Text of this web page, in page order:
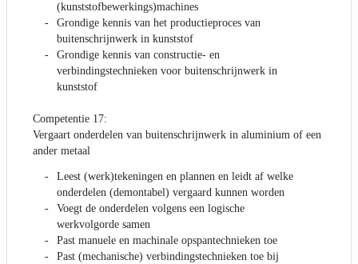
(kunststofbewerkings)machines
Grondige kennis van het productieproces van
buitenschrijnwerk in kunststof
Grondige kennis van constructie- en
verbindingstechnieken voor buitenschrijnwerk in
kunststof
Competentie 17:
Vergaart onderdelen van buitenschrijnwerk in aluminium of een
ander metaal
Leest (werk)tekeningen en plannen en leidt af welke
onderdelen (demontabel) vergaard kunnen worden
Voegt de onderdelen volgens een logische
werkvolgorde samen
Past manuele en machinale opspantechnieken toe
Past (mechanische) verbindingstechnieken toe bij